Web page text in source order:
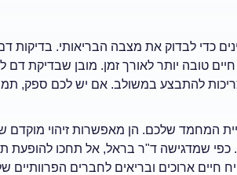
כדי לבדוק את מצבה הבריאותי. בדיקות
טובה יותר לאורך זמן. מובן שבדיקת
צריכות להתבצע במשולב. אם יש לכם ספק,
המחמד שלכם. הן מאפשרות זיהוי מוקדם
כפי שמדגישה ד"ר בראל, אל תחכו להופעת
ארוכים ובריאים לחברים הפרוותיים